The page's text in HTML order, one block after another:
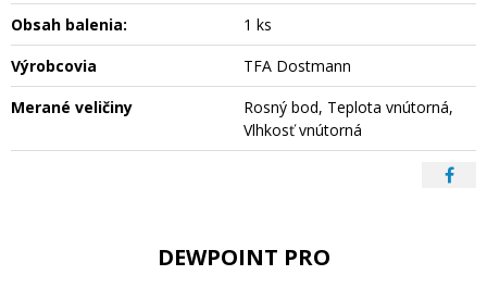
Obsah balenia:
1 ks
Výrobcovia
TFA Dostmann
Merané veličiny
Rosný bod, Teplota vnútorná,
Vlhkosť vnútorná
DEWPOINT PRO